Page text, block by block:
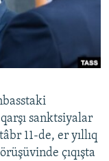
sanktsiyalar
11-de, er yıllıq
çıqışta